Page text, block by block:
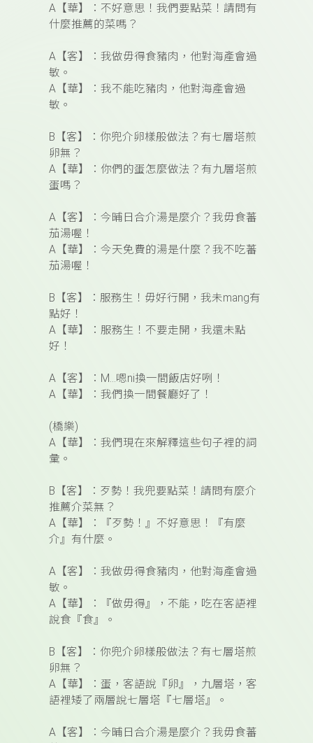
A 【華】 ：不好意思 ！我們要點菜！請問有
什麼推薦的菜嗎？
A 【客】 ： 我做毋得食豬肉，他對海產會過
敏。
A 【華】 ： 我不能吃豬肉，他對海產會過
敏。
B 【客】
：你兜介卵樣般做法？有七層塔煎
卵無？
A 【華】 ： 你們的蛋怎麼做法？有九層塔煎
蛋嗎？
A 【客】 ： 今晡日合介湯是麼介？我毋食蕃
茄湯喔！
A 【華】 ： 今天免費的湯是什麼？我不吃蕃
茄湯喔！
B 【客】
：服務生！毋好行開，我未mang有
點好！
A 【華】 ： 服務生！不要走開，我還未點
好！
A 【客】
：M…嗯ni換一間飯店好咧！
A 【華】 ： 我們換一間餐廳好了！
(橋樂)
A 【華】
：我們現在來解釋這些句子裡的詞
彙。
B 【客】 ： 歹勢！我兜要點菜！請問有麼介
推薦介菜無？
A 【華】 ：『 歹勢！ 』不好意思 ！『有麼
介』有什麼。
A 【客】 ： 我做毋得食豬肉，他對海產會過
敏。
A 【華】 ：『 做毋得』， 不能，吃在客語裡
說食『食』。
B 【客】
：你兜介卵樣般做法？有七層塔煎
卵無？
A 【華】 ： 蛋， 客語說『 卵』， 九層塔， 客
語裡矮了兩層說七層塔 『 七層塔』。
A 【客】 ： 今晡日合介湯是麼介？我毋食蕃